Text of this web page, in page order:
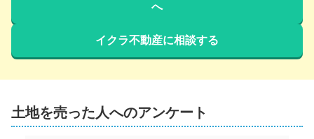
へ
イクラ不動産に相談する
土地を売った人へのアンケート